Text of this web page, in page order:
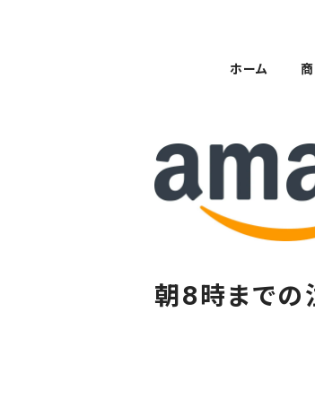
ホーム
朝8時までの